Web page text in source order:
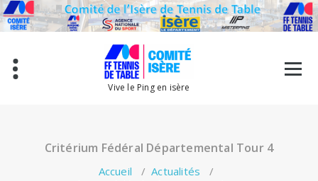
Aller
au
contenu
Vive le Ping en isère
Critérium Fédéral Départemental Tour 4
Accueil /Actualités /